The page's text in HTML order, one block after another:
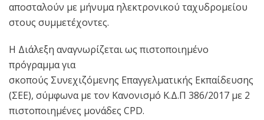
αποσταλούν με μήνυμα ηλεκτρονικού ταχυδρομείου
στους συμμετέχοντες.
Η Διάλεξη αναγνωρίζεται ως πιστοποιημένο
πρόγραμμα για
σκοπούς Συνεχιζόμενης Επαγγελματικής Εκπαίδευσης
(ΣΕΕ), σύμφωνα με τον Κανονισμό Κ.Δ.Π 386/2017 με 2
πιστοποιημένες μονάδες CPD.